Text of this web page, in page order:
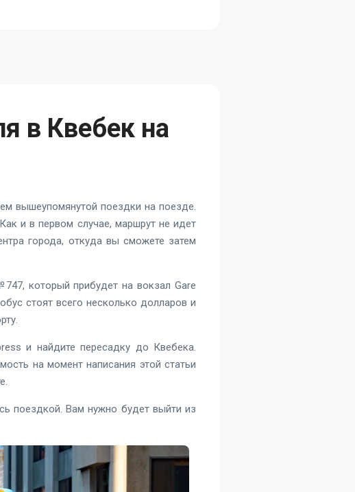
в Квебек на
вышеупомянутой поездки на поезде.
и в первом случае, маршрут не идет
города, откуда вы сможете затем
который прибудет на вокзал Gare
стоят всего несколько долларов и
и найдите пересадку до Квебека.
на момент написания этой статьи
поездкой. Вам нужно будет выйти из